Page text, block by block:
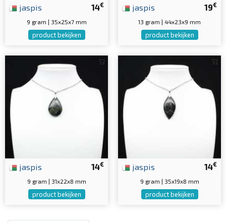
14€
jaspis
9 gram | 35x25x7 mm
product bekijken
19€
jaspis
13 gram | 44x23x9 mm
product bekijken
14€
jaspis
9 gram | 31x22x8 mm
product bekijken
14€
jaspis
9 gram | 35x19x8 mm
product bekijken